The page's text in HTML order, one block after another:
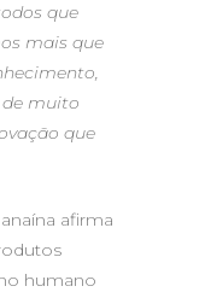
que
mais que
muito
que
afirma
humano